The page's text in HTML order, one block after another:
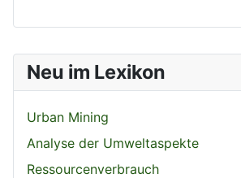
Neu im Lexikon
Urban Mining
Analyse der Umweltaspekte
Ressourcenverbrauch